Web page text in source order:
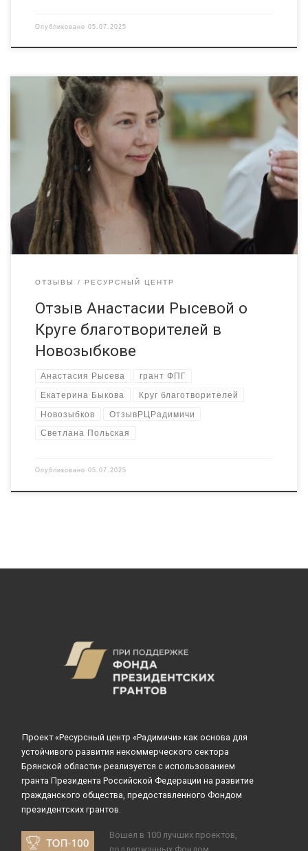
Опубликовано 05.07.2025
Добрые сердца, спасибо вам!
Словами не выразить, как
важны для нашего любимого города: инициатива и искренняя
поддержка!Обнимаю каждого участника и организатора
прекрасного Круга Благотворителей в Новозыбкове.
Здорово, что даже в небольших городах
благотворительность жива. Благодаря Вам будут
реализованы 3 замечательные инициативы:
«Уткомат» для
заботы о пернатых друзьях
Фестиваль уличной культуры […]
ОТЗЫВЫ РЕСУРСНЫЙ ЦЕНТР
Отзыв Анастасии Рысевой о
Круге благотворителей в
Новозыбкове
Анастасия Рысева грант ФПГ
Екатерина Быкова Круг благотворителей
Новозыбков ОтзывРЦРадимичи
Светлана Польская
Опубликовано 05.07.2025
Проект «Ресурсный центр «Радимичи» как основа для
устойчивого развития некоммерческого сектора
Брянской области» реализуется с использованием
гранта Президента Российской Федерации на развитие
гражданского общества, предоставленного Фондом
президентских грантов.
Вошел в 100 лучших проектов,